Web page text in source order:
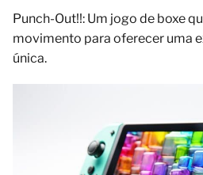
Punch-Out!!: Um jogo de boxe
movimento para oferecer uma
única.